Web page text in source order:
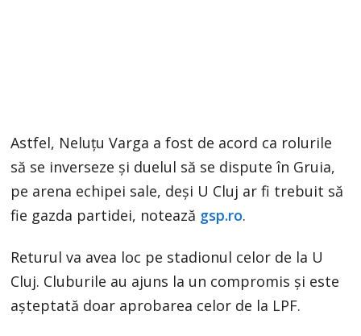
Astfel, Neluţu Varga a fost de acord ca rolurile
să se inverseze şi duelul să se dispute în Gruia,
pe arena echipei sale, deşi U Cluj ar fi trebuit să
fie gazda partidei, notează gsp.ro.
Returul va avea loc pe stadionul celor de la U
Cluj. Cluburile au ajuns la un compromis şi este
aşteptată doar aprobarea celor de la LPF.